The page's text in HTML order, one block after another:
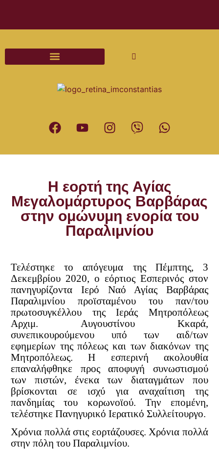
Η εορτή της Αγίας
Μεγαλομάρτυρος Βαρβάρας
στην ομώνυμη ενορία του
Παραλιμνίου
Τελέστηκε το απόγευμα της Πέμπτης, 3
Δεκεμβρίου 2020, ο εόρτιος Εσπερινός στον
πανηγυρίζοντα Ιερό Ναό Αγίας Βαρβάρας
Παραλιμνίου προϊσταμένου του παν/του
πρωτοσυγκέλλου της Ιεράς Μητροπόλεως
Αρχιμ. Αυγουστίνου Κκαρά,
συνεπικουρούμενου υπό των αιδ/των
εφημερίων της πόλεως και των διακόνων της
Μητροπόλεως. Η εσπερινή ακολουθία
επαναλήφθηκε προς αποφυγή συνωστισμού
των πιστών, ένεκα των διαταγμάτων που
βρίσκονται σε ισχύ για αναχαίτιση της
πανδημίας του κορωνοϊού. Την επομένη,
τελέστηκε Πανηγυρικό Ιερατικό Συλλείτουργο.
Χρόνια πολλά στις εορτάζουσες.Χρόνια πολλά
στην πόλη του Παραλιμνίου.